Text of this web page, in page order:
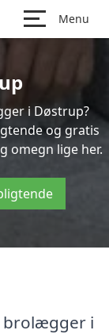
Menu
i Døstrup?
og gratis
omegn lige her.
brolægger i